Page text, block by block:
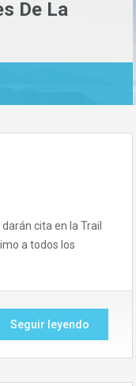
De La
cita en la Trail
a todos los
Seguir leyendo